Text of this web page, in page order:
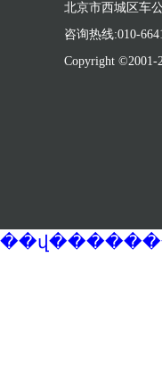
北京市西城区车
咨询热线:010-
Copyright ©2001-